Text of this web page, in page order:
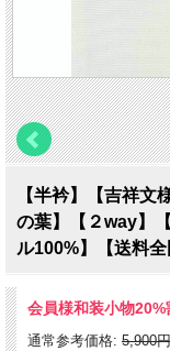
【半衿】【吉祥文
の葉】【２way】
ル100%】【送料全
会員様和装小物
通常参考価格: 5,900